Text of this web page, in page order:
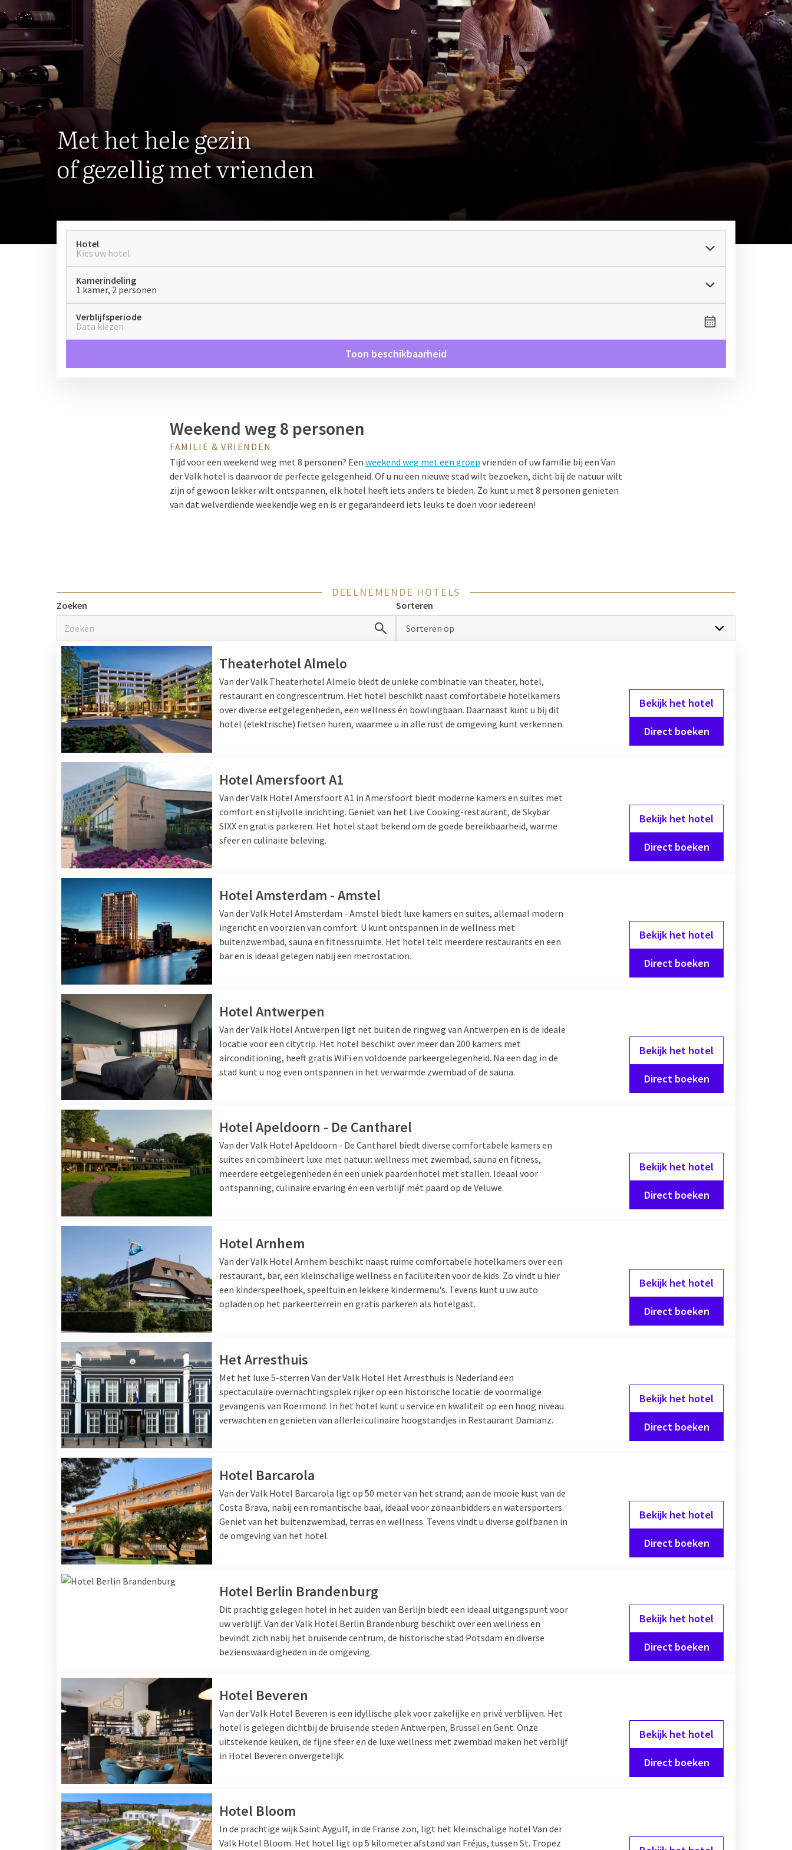
Met het hele gezin
of gezellig met vrienden
Hotel
Kies uw hotel
Kamerindeling
1 kamer, 2 personen
Verblijfsperiode
Data kiezen
Toon beschikbaarheid
Weekend weg 8 personen
FAMILIE & VRIENDEN
Tijd voor een weekend weg met 8 personen? Een weekend weg met een groep vrienden of uw familie bij een Van
der Valk hotel is daarvoor de perfecte gelegenheid. Of u nu een nieuwe stad wilt bezoeken, dicht bij de natuur wilt
zijn of gewoon lekker wilt ontspannen, elk hotel heeft iets anders te bieden. Zo kunt u met 8 personen genieten
van dat welverdiende weekendje weg en is er gegarandeerd iets leuks te doen voor iedereen!
der Valk hotels. De perfecte manier om quality time met elkaar door te brengen. Diverse hotels bieden luxe
aan om het weekend weg met familie zo comfortabel mogelijk te maken. Ook kamers die
helemaal gericht zijn op kinderen, comfortabele bedden en gratis Wifi. Wist u dat verschillende hotels ook een
zwembad, bioscoop, bowlingbaan of zelfs een verrassende gamehal hebben? Perfect voor een weekendje weg
met familie. Of het nu gaat om gezellig samen eten, een spelletje spelen of een uitstapje naar de plaatselijke
dierentuin, elk gezin zal zich tijdens hun weekendje weg vermaken in onze Van der Valk hotels.
Weekend weg met vrienden
Wilt u graag met 8 personen een weekend weg? Een gezellig mannen- of vriendinnenweekend kan uitstekend bij
er even een weekend tussen uit met alleen maar
gemakkelijk combineren met verschillende sportieve activiteiten rondom de hotels zoals mountainbiken
bijvoorbeeld. Kom daarna tot rust in een van de faciliteiten van onze hotels, zoals de wellness of in het
restaurant. Met tal van activiteiten, heerlijk eten en comfortabele kamers is dit weekendje weg voor 8 personen
de ideale manier om tijd door te brengen met uw vrienden.
DEELNEMENDE HOTELS
Zoeken
Sorteren
Sorteren op
Theaterhotel Almelo
Van der Valk Theaterhotel Almelo biedt de unieke combinatie van theater, hotel,
restaurant en congrescentrum. Het hotel beschikt naast comfortabele hotelkamers
over diverse eetgelegenheden, een wellness én bowlingbaan. Daarnaast kunt u bij dit
hotel (elektrische) fietsen huren, waarmee u in alle rust de omgeving kunt verkennen.
Bekijk het hotel
Direct boeken
Hotel Amersfoort A1
Van der Valk Hotel Amersfoort A1 in Amersfoort biedt moderne kamers en suites met
comfort en stijlvolle inrichting. Geniet van het Live Cooking-restaurant, de Skybar
SIXX en gratis parkeren. Het hotel staat bekend om de goede bereikbaarheid, warme
sfeer en culinaire beleving.
Bekijk het hotel
Direct boeken
Hotel Amsterdam - Amstel
Van der Valk Hotel Amsterdam - Amstel biedt luxe kamers en suites, allemaal modern
ingericht en voorzien van comfort. U kunt ontspannen in de wellness met
buitenzwembad, sauna en fitnessruimte. Het hotel telt meerdere restaurants en een
bar en is ideaal gelegen nabij een metrostation.
Bekijk het hotel
Direct boeken
Hotel Antwerpen
Van der Valk Hotel Antwerpen ligt net buiten de ringweg van Antwerpen en is de ideale
locatie voor een citytrip. Het hotel beschikt over meer dan 200 kamers met
airconditioning, heeft gratis WiFi en voldoende parkeergelegenheid. Na een dag in de
stad kunt u nog even ontspannen in het verwarmde zwembad of de sauna.
Bekijk het hotel
Direct boeken
Hotel Apeldoorn - De Cantharel
Van der Valk Hotel Apeldoorn - De Cantharel biedt diverse comfortabele kamers en
suites en combineert luxe met natuur: wellness met zwembad, sauna en fitness,
meerdere eetgelegenheden én een uniek paardenhotel met stallen. Ideaal voor
ontspanning, culinaire ervaring én een verblijf mét paard op de Veluwe.
Bekijk het hotel
Direct boeken
Hotel Arnhem
Van der Valk Hotel Arnhem beschikt naast ruime comfortabele hotelkamers over een
restaurant, bar, een kleinschalige wellness en faciliteiten voor de kids. Zo vindt u hier
een kinderspeelhoek, speeltuin en lekkere kindermenu's. Tevens kunt u uw auto
opladen op het parkeerterrein en gratis parkeren als hotelgast.
Bekijk het hotel
Direct boeken
Het Arresthuis
Met het luxe 5-sterren Van der Valk Hotel Het Arresthuis is Nederland een
spectaculaire overnachtingsplek rijker op een historische locatie: de voormalige
gevangenis van Roermond. In het hotel kunt u service en kwaliteit op een hoog niveau
verwachten en genieten van allerlei culinaire hoogstandjes in Restaurant Damianz.
Bekijk het hotel
Direct boeken
Hotel Barcarola
Van der Valk Hotel Barcarola ligt op 50 meter van het strand; aan de mooie kust van de
Costa Brava, nabij een romantische baai, ideaal voor zonaanbidders en watersporters.
Geniet van het buitenzwembad, terras en wellness. Tevens vindt u diverse golfbanen in
de omgeving van het hotel.
Bekijk het hotel
Direct boeken
Hotel Berlin Brandenburg
Dit prachtig gelegen hotel in het zuiden van Berlijn biedt een ideaal uitgangspunt voor
uw verblijf. Van der Valk Hotel Berlin Brandenburg beschikt over een wellness en
bevindt zich nabij het bruisende centrum, de historische stad Potsdam en diverse
bezienswaardigheden in de omgeving.
Bekijk het hotel
Direct boeken
Hotel Beveren
Van der Valk Hotel Beveren is een idyllische plek voor zakelijke en privé verblijven. Het
hotel is gelegen dichtbij de bruisende steden Antwerpen, Brussel en Gent. Onze
uitstekende keuken, de fijne sfeer en de luxe wellness met zwembad maken het verblijf
in Hotel Beveren onvergetelijk.
Bekijk het hotel
Direct boeken
Hotel Bloom
In de prachtige wijk Saint Aygulf, in de Franse zon, ligt het kleinschalige hotel Van der
Valk Hotel Bloom. Het hotel ligt op 5 kilometer afstand van Fréjus, tussen St. Tropez